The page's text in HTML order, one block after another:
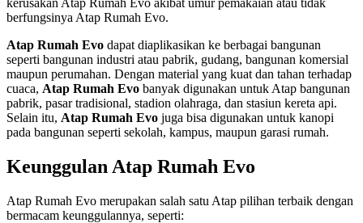
kerusakan Atap Rumah Evo akibat umur pemakaian atau tidak
berfungsinya Atap Rumah Evo.
Atap Rumah Evo dapat diaplikasikan ke berbagai bangunan
seperti bangunan industri atau pabrik, gudang, bangunan komersial
maupun perumahan. Dengan material yang kuat dan tahan terhadap
cuaca, Atap Rumah Evo banyak digunakan untuk Atap bangunan
pabrik, pasar tradisional, stadion olahraga, dan stasiun kereta api.
Selain itu, Atap Rumah Evo juga bisa digunakan untuk kanopi
pada bangunan seperti sekolah, kampus, maupun garasi rumah.
Keunggulan Atap Rumah Evo
Atap Rumah Evo merupakan salah satu Atap pilihan terbaik dengan
bermacam keunggulannya, seperti: